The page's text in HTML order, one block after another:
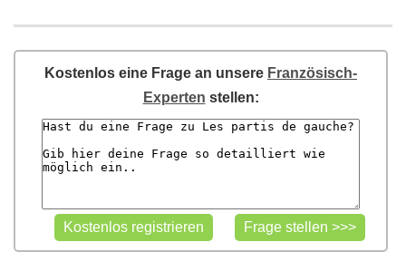
Kostenlos eine Frage an unsere Französisch-
Experten stellen: